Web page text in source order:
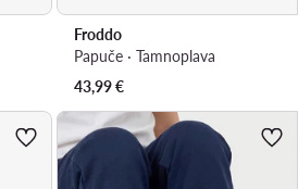
Froddo
Papuče · Tamnoplava
43,99€